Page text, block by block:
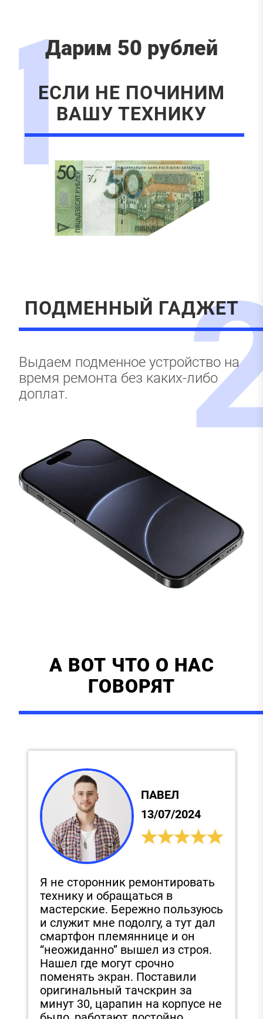
Дарим 50 рублей
ЕСЛИ НЕ ПОЧИНИМ
ВАШУ ТЕХНИКУ
ПОДМЕННЫЙ ГАДЖЕТ
Выдаем подменное устройство на
время ремонта без каких-либо
доплат.
А ВОТ ЧТО О НАС
ГОВОРЯТ
ПАВЕЛ
13/07/2024
Я не сторонник ремонтировать
технику и обращаться в
мастерские. Бережно пользуюсь
и служит мне подолгу, а тут дал
смартфон племяннице и он
“неожиданно” вышел из строя.
Нашел где могут срочно
поменять экран. Поставили
оригинальный тачскрин за
минут 30, царапин на корпусе не